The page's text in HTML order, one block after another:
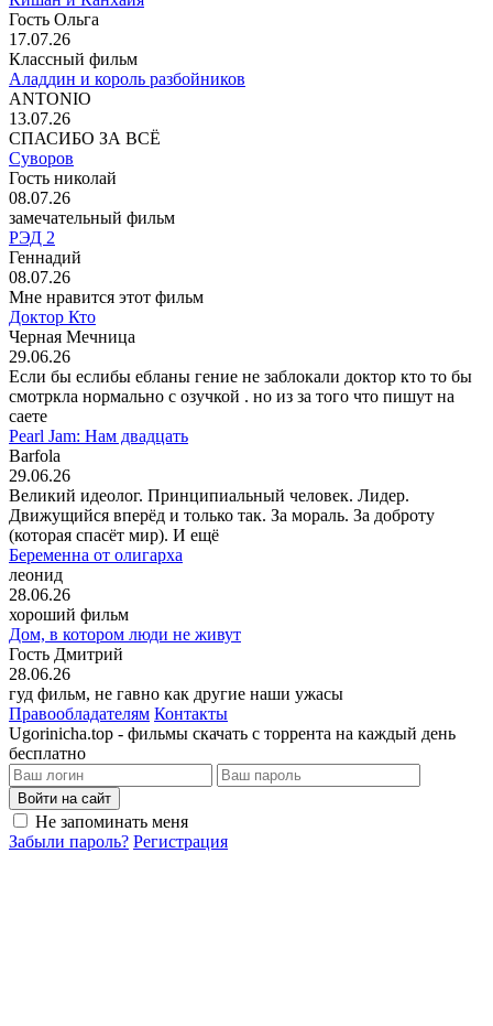
Гость Ольга
17.07.26
Классный фильм
Аладдин и король разбойников
ANTONIO
13.07.26
СПАСИБО ЗА ВСЁ
Суворов
Гость николай
08.07.26
замечательный фильм
РЭД 2
Геннадий
08.07.26
Мне нравится этот фильм
Доктор Кто
Черная Мечница
29.06.26
Если бы еслибы ебланы гение не заблокали доктор кто то бы
смотркла нормально с озучкой . но из за того что пишут на
саете
Pearl Jam: Нам двадцать
Barfola
29.06.26
Великий идеолог. Принципиальный человек. Лидер.
Движущийся вперёд и только так. За мораль. За доброту
(которая спасёт мир). И ещё
Беременна от олигарха
леонид
28.06.26
хороший фильм
Дом, в котором люди не живут
Гость Дмитрий
28.06.26
гуд фильм, не гавно как другие наши ужасы
Правообладателям Контакты
Ugorinicha.top - фильмы скачать с торрента на каждый день
бесплатно
Войти на сайт
Не запоминать меня
Забыли пароль? Регистрация